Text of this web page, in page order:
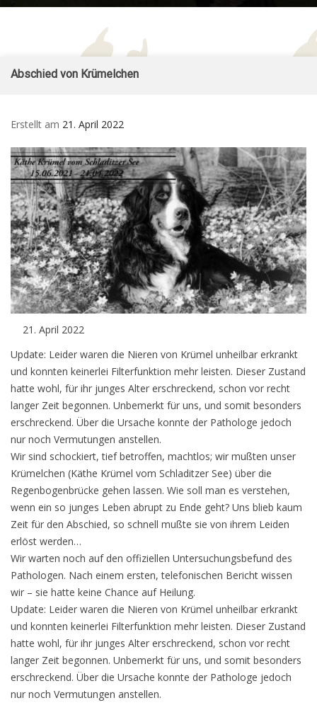
Sennenhunde
– Züchter im SSV und
for
Abschied von Krümelchen
Erstellt am 21. April 2022
April 2022
Update: Leider waren die Nieren von Krümel unheilbar erkrankt
und konnten keinerlei Filterfunktion mehr leisten. Dieser Zustand
hatte wohl, für ihr junges Alter erschreckend, schon vor recht
langer Zeit begonnen. Unbemerkt für uns, und somit besonders
erschreckend. Über die Ursache konnte der Pathologe jedoch
nur noch Vermutungen anstellen.
Wir sind schockiert, tief betroffen, machtlos; wir mußten unser
Krümelchen (Käthe Krümel vom Schladitzer See) über die
Regenbogenbrücke gehen lassen. Wie soll man es verstehen,
wenn ein so junges Leben abrupt zu Ende geht? Uns blieb kaum
Zeit für den Abschied, so schnell mußte sie von ihrem Leiden
erlöst werden…
Wir warten noch auf den offiziellen Untersuchungsbefund des
Pathologen. Nach einem ersten, telefonischen Bericht wissen
wir – sie hatte keine Chance auf Heilung.
Update: Leider waren die Nieren von Krümel unheilbar erkrankt
und konnten keinerlei Filterfunktion mehr leisten. Dieser Zustand
hatte wohl, für ihr junges Alter erschreckend, schon vor recht
langer Zeit begonnen. Unbemerkt für uns, und somit besonders
erschreckend. Über die Ursache konnte der Pathologe jedoch
nur noch Vermutungen anstellen.